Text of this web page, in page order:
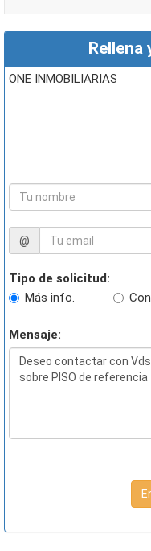
Rellena
ONE INMOBILIARIAS
@
Tipo de solicitud:
Más info.
Mensaje: